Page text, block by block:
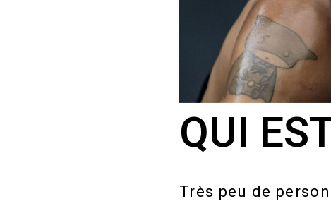
QUI
Très peu de